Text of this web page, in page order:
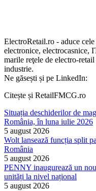
ElectroRetail.ro - aduce
electronice, electrocasnice,
marile reţele de electro-
industrie.
Ne găsești și pe LinkedIn:
Citește și RetailFMCG.ro
Situația deschiderilor de
România, în luna iulie 2026
5 august 2026
Wolt lansează funcția split
România
5 august 2026
PENNY inaugurează un
unități la nivel național
5 august 2026